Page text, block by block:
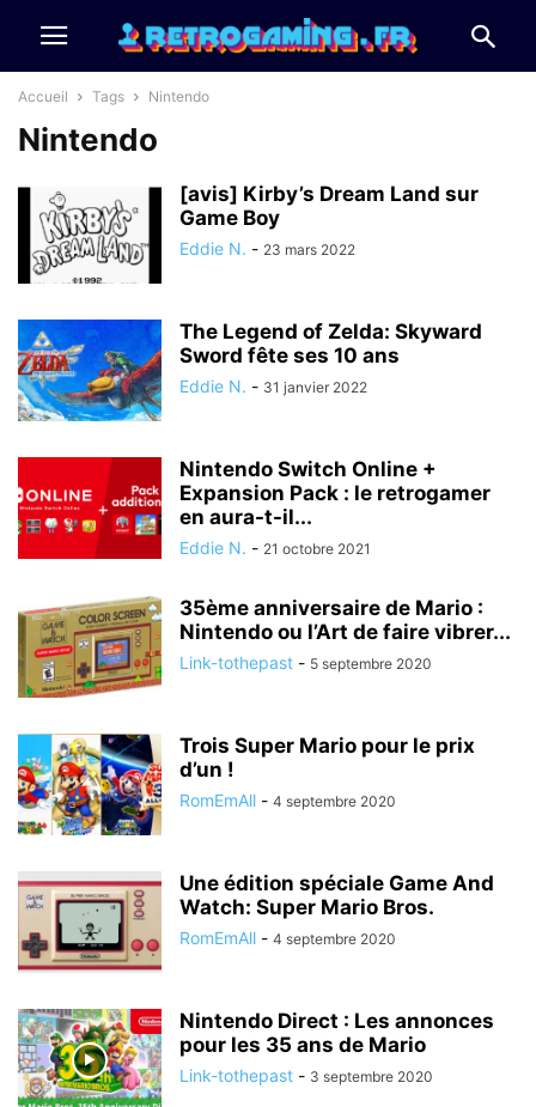
Accueil Tags Nintendo
Nintendo
[avis] Kirby’s Dream Land sur
Game Boy
Eddie N. - 23 mars 2022
The Legend of Zelda: Skyward
Sword fête ses 10 ans
Eddie N. - 31 janvier 2022
Nintendo Switch Online +
Expansion Pack : le retrogamer
en aura-t-il...
Eddie N. - 21 octobre 2021
35ème anniversaire de Mario :
Nintendo ou l’Art de faire vibrer...
Link-tothepast - 5 septembre 2020
Trois Super Mario pour le prix
d’un !
RomEmAll - 4 septembre 2020
Une édition spéciale Game And
Watch: Super Mario Bros.
RomEmAll - 4 septembre 2020
Nintendo Direct : Les annonces
pour les 35 ans de Mario
Link-tothepast - 3 septembre 2020